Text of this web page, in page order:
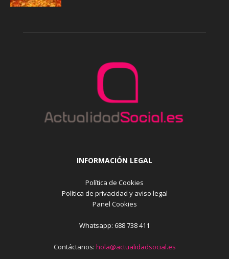
INFORMACIÓN LEGAL
Política de Cookies
Política de privacidad y aviso legal
Panel Cookies
Whatsapp: 688 738 411
Contáctanos: hola@actualidadsocial.es